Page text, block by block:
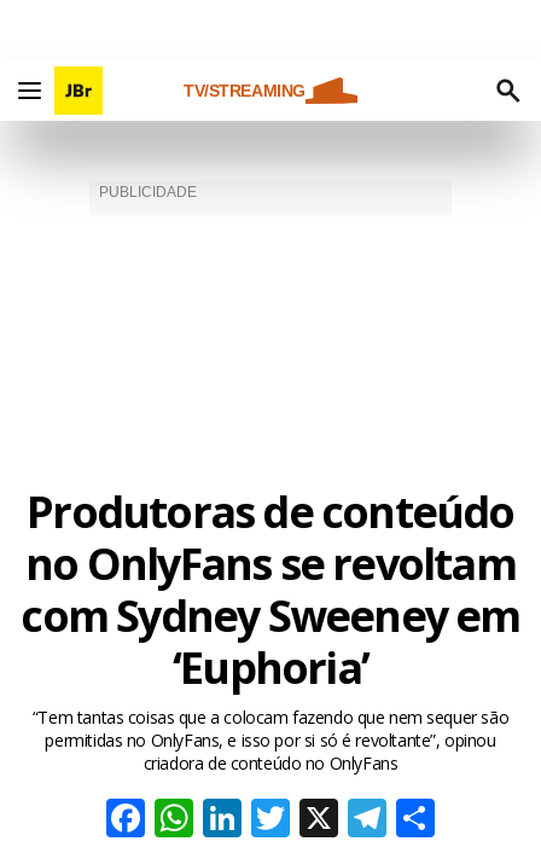
TV/STREAMING
Produtoras de conteúdo
no OnlyFans se revoltam
com Sydney Sweeney em
‘Euphoria’
“Tem tantas coisas que a colocam fazendo que nem sequer são
permitidas no OnlyFans, e isso por si só é revoltante”, opinou
criadora de conteúdo no OnlyFans
Facebook
WhatsApp
LinkedIn
Twitter
X